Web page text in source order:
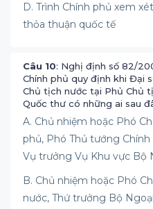
D. Trình Chính phủ xem
thỏa thuận quốc tế
Câu 10: Nghị định số 82/
Chính phủ quy định khi Đại
Chủ tịch nước tại Phủ Chủ
Quốc thư có những ai sau
A. Chủ nhiệm hoặc Phó
phủ, Phó Thủ tướng
Vụ trưởng Vụ Khu vực Bộ
B. Chủ nhiệm hoặc Phó
nước, Thứ trưởng Bộ